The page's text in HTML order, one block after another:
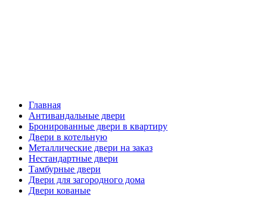
Главная
Антивандальные двери
Бронированные двери в квартиру
Двери в котельную
Металлические двери на заказ
Нестандартные двери
Тамбурные двери
Двери для загородного дома
Двери кованые